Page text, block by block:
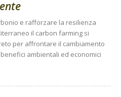
e rafforzare la resilienza
il carbon farming si
per affrontare il cambiamento
ambientali ed economici